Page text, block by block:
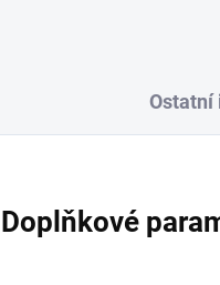
Ostatní
Doplňkové